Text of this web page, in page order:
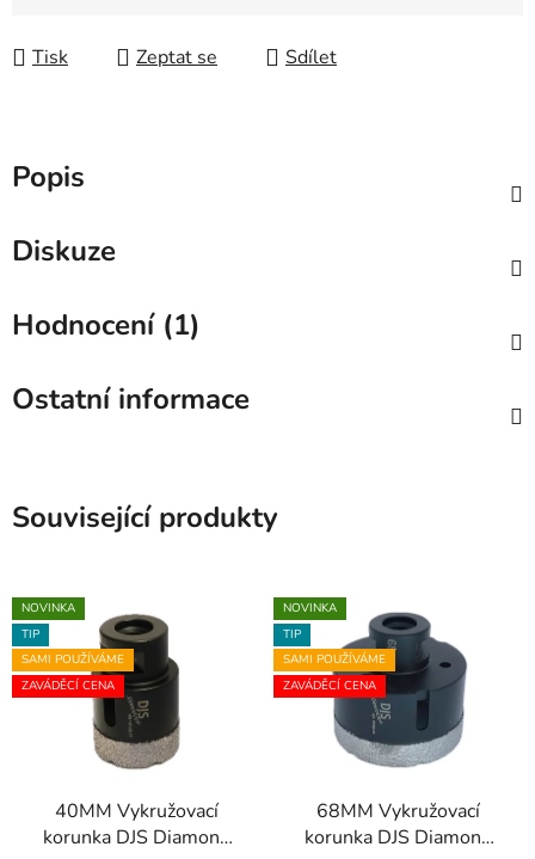
Tisk Zeptat se Sdílet
Popis
Diskuze
Hodnocení (1)
Ostatní informace
Související produkty
NOVINKA
TIP
SAMI POUŽÍVÁME
ZAVÁDĚCÍ CENA
40MM Vykružovací
korunka DJS Diamond
NOVINKA
TIP
SAMI POUŽÍVÁME
ZAVÁDĚCÍ CENA
68MM Vykružovací
korunka DJS Diamond